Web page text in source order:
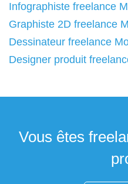
Infographiste freelance
Graphiste 2D freelance
Dessinateur freelance
Designer produit
Vous êtes